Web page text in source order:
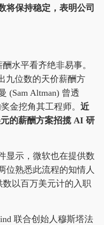
将保持稳定，表明公司
水平看齐绝非易事。
九位数的天价薪酬方
(Sam Altman) 曾透
金挖角其工程师。 近
的薪酬方案招揽 AI 研
显示，微软也在提供数
位熟悉此流程的知情人
以百万美元计的入职
联合创始人穆斯塔法